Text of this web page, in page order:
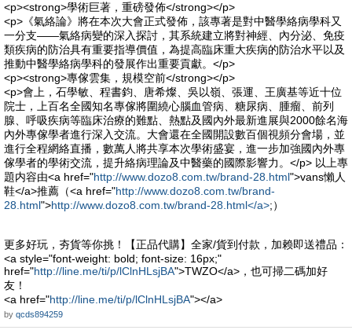
<p><strong>學術巨著，重磅發佈</strong></p>
<p>《氣絡論》將在本次大會正式發佈，該專著是對中醫學絡病學科又
一分支——氣絡病變的深入探討，其系統建立將對神經、內分泌、免疫
類疾病的防治具有重要指導價值，為提高臨床重大疾病的防治水平以及
推動中醫學絡病學科的發展作出重要貢獻。</p>
<p><strong>專傢雲集，規模空前</strong></p>
<p>會上，石學敏、程書鈞、唐希燦、吳以嶺、張運、王廣基等近十位
院士，上百名全國知名專傢將圍繞心腦血管病、糖尿病、腫瘤、前列
腺、呼吸疾病等臨床治療的難點、熱點及國內外最新進展與2000餘名海
內外專傢學者進行深入交流。大會還在全國開設數百個視頻分會場，並
進行全程網絡直播，數萬人將共享本次學術盛宴，進一步加強國內外專
傢學者的學術交流，提升絡病理論及中醫藥的國際影響力。</p> 以上專
題内容由<a href="http://www.dozo8.com.tw/brand-28.html">vans懶人
鞋</a>推薦（<a href="http://www.dozo8.com.tw/brand-
28.html">http://www.dozo8.com.tw/brand-28.html</a>;）
更多好玩，夯貨等你挑！【正品代購】全家/貨到付款，加赖即送禮品：
<a style="font-weight: bold; font-size: 16px;"
href="http://line.me/ti/p/lClnHLsjBA">TWZO</a>，也可掃二碼加好
友！
<a href="http://line.me/ti/p/lClnHLsjBA"></a>
by qcds894259